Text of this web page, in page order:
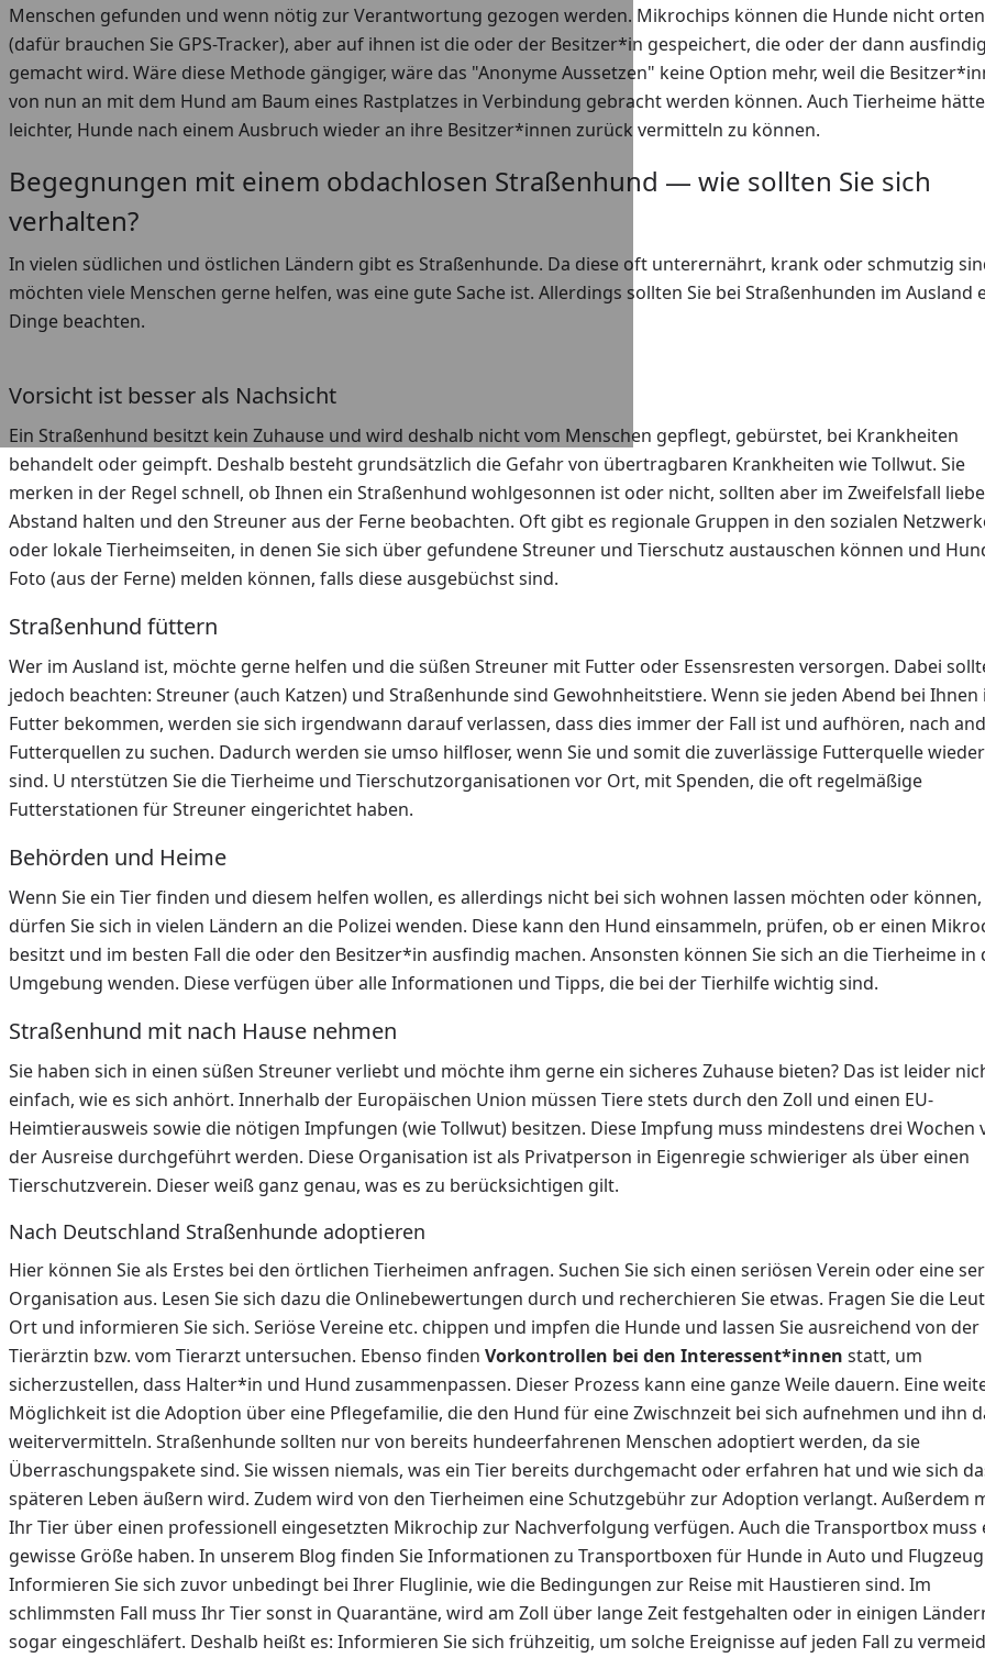
Menschen gefunden und wenn nötig zur Verantwortung gezogen werden. Mikrochips können die Hunde nicht orten
(dafür brauchen Sie GPS-Tracker), aber auf ihnen ist die oder der Besitzer*in gespeichert, die oder der dann ausfindig
gemacht wird. Wäre diese Methode gängiger, wäre das "Anonyme Aussetzen" keine Option mehr, weil die
von nun an mit dem Hund am Baum eines Rastplatzes in Verbindung gebracht werden können. Auch Tierheime
leichter, Hunde nach einem Ausbruch wieder an ihre Besitzer*innen zurück vermitteln zu können.
Begegnungen mit einem obdachlosen Straßenhund — wie sollten Sie sich
verhalten?
In vielen südlichen und östlichen Ländern gibt es Straßenhunde. Da diese oft unterernährt, krank oder schmutzig
möchten viele Menschen gerne helfen, was eine gute Sache ist. Allerdings sollten Sie bei Straßenhunden im Ausland
Dinge beachten.
Vorsicht ist besser als Nachsicht
Ein Straßenhund besitzt kein Zuhause und wird deshalb nicht vom Menschen gepflegt, gebürstet, bei Krankheiten
behandelt oder geimpft. Deshalb besteht grundsätzlich die Gefahr von übertragbaren Krankheiten wie Tollwut. Sie
merken in der Regel schnell, ob Ihnen ein Straßenhund wohlgesonnen ist oder nicht, sollten aber im Zweifelsfall
Abstand halten und den Streuner aus der Ferne beobachten. Oft gibt es regionale Gruppen in den sozialen
oder lokale Tierheimseiten, in denen Sie sich über gefundene Streuner und Tierschutz austauschen können und
Foto (aus der Ferne) melden können, falls diese ausgebüchst sind.
Straßenhund füttern
Wer im Ausland ist, möchte gerne helfen und die süßen Streuner mit Futter oder Essensresten versorgen. Dabei
jedoch beachten: Streuner (auch Katzen) und Straßenhunde sind Gewohnheitstiere. Wenn sie jeden Abend bei Ihnen
Futter bekommen, werden sie sich irgendwann darauf verlassen, dass dies immer der Fall ist und aufhören, nach
Futterquellen zu suchen. Dadurch werden sie umso hilfloser, wenn Sie und somit die zuverlässige Futterquelle
sind. U nterstützen Sie die Tierheime und Tierschutzorganisationen vor Ort, mit Spenden, die oft regelmäßige
Futterstationen für Streuner eingerichtet haben.
Behörden und Heime
Wenn Sie ein Tier finden und diesem helfen wollen, es allerdings nicht bei sich wohnen lassen möchten oder können,
dürfen Sie sich in vielen Ländern an die Polizei wenden. Diese kann den Hund einsammeln, prüfen, ob er einen
besitzt und im besten Fall die oder den Besitzer*in ausfindig machen. Ansonsten können Sie sich an die Tierheime in
Umgebung wenden. Diese verfügen über alle Informationen und Tipps, die bei der Tierhilfe wichtig sind.
Straßenhund mit nach Hause nehmen
Sie haben sich in einen süßen Streuner verliebt und möchte ihm gerne ein sicheres Zuhause bieten? Das ist leider
einfach, wie es sich anhört. Innerhalb der Europäischen Union müssen Tiere stets durch den Zoll und einen EU-
Heimtierausweis sowie die nötigen Impfungen (wie Tollwut) besitzen. Diese Impfung muss mindestens drei Wochen
der Ausreise durchgeführt werden. Diese Organisation ist als Privatperson in Eigenregie schwieriger als über einen
Tierschutzverein. Dieser weiß ganz genau, was es zu berücksichtigen gilt.
Nach Deutschland Straßenhunde adoptieren
Hier können Sie als Erstes bei den örtlichen Tierheimen anfragen. Suchen Sie sich einen seriösen Verein oder eine
Organisation aus. Lesen Sie sich dazu die Onlinebewertungen durch und recherchieren Sie etwas. Fragen Sie die
Ort und informieren Sie sich. Seriöse Vereine etc. chippen und impfen die Hunde und lassen Sie ausreichend von der
Tierärztin bzw. vom Tierarzt untersuchen. Ebenso finden Vorkontrollen bei den Interessent*innen statt, um
sicherzustellen, dass Halter*in und Hund zusammenpassen. Dieser Prozess kann eine ganze Weile dauern. Eine
Möglichkeit ist die Adoption über eine Pflegefamilie, die den Hund für eine Zwischnzeit bei sich aufnehmen und ihn
weitervermitteln. Straßenhunde sollten nur von bereits hundeerfahrenen Menschen adoptiert werden, da sie
Überraschungspakete sind. Sie wissen niemals, was ein Tier bereits durchgemacht oder erfahren hat und wie sich
späteren Leben äußern wird. Zudem wird von den Tierheimen eine Schutzgebühr zur Adoption verlangt. Außerdem
Ihr Tier über einen professionell eingesetzten Mikrochip zur Nachverfolgung verfügen. Auch die Transportbox muss
gewisse Größe haben. In unserem Blog finden Sie Informationen zu Transportboxen für Hunde in Auto und
Informieren Sie sich zuvor unbedingt bei Ihrer Fluglinie, wie die Bedingungen zur Reise mit Haustieren sind. Im
schlimmsten Fall muss Ihr Tier sonst in Quarantäne, wird am Zoll über lange Zeit festgehalten oder in einigen
sogar eingeschläfert. Deshalb heißt es: Informieren Sie sich frühzeitig, um solche Ereignisse auf jeden Fall zu